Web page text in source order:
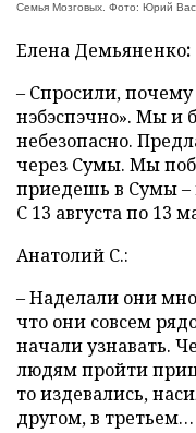
Семья Мозговых. Фото: Юрий
Елена Демьяненко:
– Спросили, почему
нэбэспэчно». Мы и
небезопасно.
через Сумы. Мы
приедешь в Сумы –
С 13 августа по 13
Анатолий С.:
– Наделали они
что они совсем
начали узнавать.
людям пройти
то издевались,
другом, в третьем…